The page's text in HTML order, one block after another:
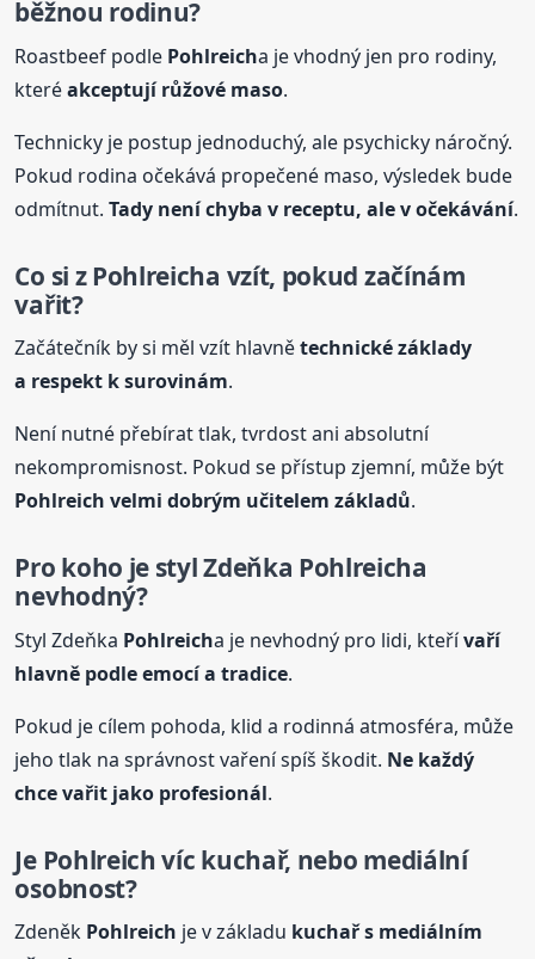
běžnou rodinu?
Roastbeef podle Pohlreicha je vhodný jen pro rodiny,
kteréakceptují růžové maso.
Technicky je postup jednoduchý, ale psychicky náročný.
Pokud rodina očekává propečené maso, výsledek bude
odmítnut.Tady není chyba v receptu, ale v očekávání.
Co si zPohlreicha vzít, pokud začínám
vařit?
Začátečník by si měl vzít hlavnětechnické základy
a respekt k surovinám.
Není nutné přebírat tlak, tvrdost ani absolutní
nekompromisnost. Pokud se přístup zjemní, může být
Pohlreich velmi dobrým učitelem základů.
Pro koho je styl Zdeňka Pohlreicha
nevhodný?
Styl Zdeňka Pohlreicha je nevhodný pro lidi, kteřívaří
hlavně podle emocí a tradice.
Pokud je cílem pohoda, klid a rodinná atmosféra, může
jeho tlak na správnost vaření spíš škodit. Ne každý
chce vařit jako profesionál.
Je Pohlreich víc kuchař, nebo mediální
osobnost?
Zdeněk Pohlreich je v základu kuchař s mediálním